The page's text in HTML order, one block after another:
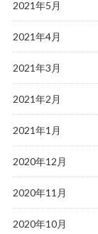
2021年5月
2021年4月
2021年3月
2021年2月
2021年1月
2020年12月
2020年11月
2020年10月